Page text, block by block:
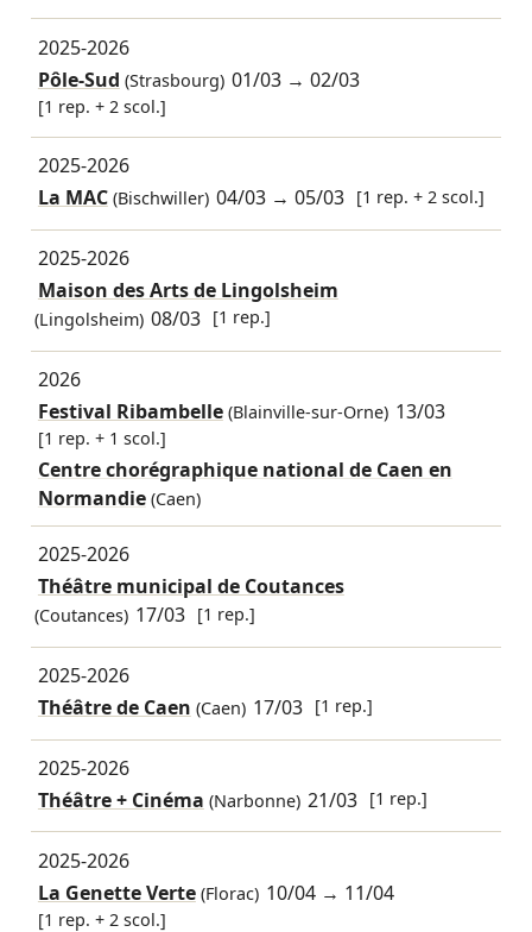
2025-2026
Pôle-Sud (Strasbourg) 01/03 →02/03
[1 rep. + 2 scol.]
2025-2026
La MAC(Bischwiller) 04/03 →05/03 [1 rep. + 2 scol.]
2025-2026
Maison des Arts de Lingolsheim
(Lingolsheim) 08/03 [1 rep.]
2026
Festival Ribambelle(Blainville-sur-Orne) 13/03
[1 rep. + 1 scol.]
Centre chorégraphique national de Caen en
Normandie (Caen)
2025-2026
Théâtre municipal de Coutances
(Coutances) 17/03 [1 rep.]
2025-2026
Théâtre de Caen (Caen) 17/03 [1 rep.]
2025-2026
Théâtre + Cinéma (Narbonne) 21/03 [1 rep.]
2025-2026
La Genette Verte(Florac) 10/04 → 11/04
[1 rep. + 2 scol.]